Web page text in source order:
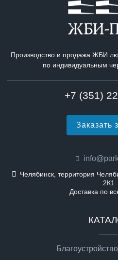
Производство и продажа ЖБИ
по индивидуальным
+7 (351)
Заказать
Челябинск, территория
2К1
Доставка по